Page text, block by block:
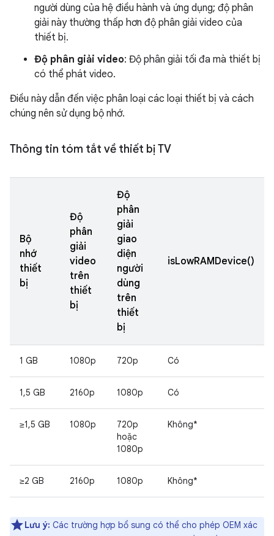
người dùng của hệ điều hành và ứng dụng; độ phân
giải này thường thấp hơn độ phân giải video của
thiết bị.
Độ phân giải video: Độ phân giải tối đa mà thiết bị
có thể phát video.
Điều này dẫn đến việc phân loại các loại thiết bị và cách
chúng nên sử dụng bộ nhớ.
Thông tin tóm tắt về thiết bị TV
Bộ
nhớ
thiết
bị
Độ
phân
giải
video
trên
thiết
bị
Độ
phân
giải
giao
diện
người
dùng
trên
thiết
bị
isLowRAMDevice()
1 GB 1080p 720p Có
1,5 GB 2160p 1080p Có
≥1,5 GB 1080p
720p
hoặc
1080p
Không*
≥2 GB 2160p 1080p Không*
Lưu ý: Các trường hợp bổ sung có thể cho phép OEM xác